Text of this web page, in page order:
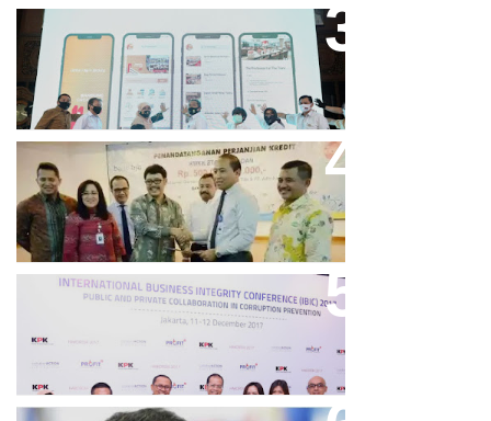
Bandung Great Sale 2020 Go
Online Resmi Dimulai
Bank Bjb Fasilitasi Kredit Modal
Kerja Konstruksi PT Adhi Karya
Keren, Bank BJB Kantongi
Puluhan Penghargaan Sepanjang
2017